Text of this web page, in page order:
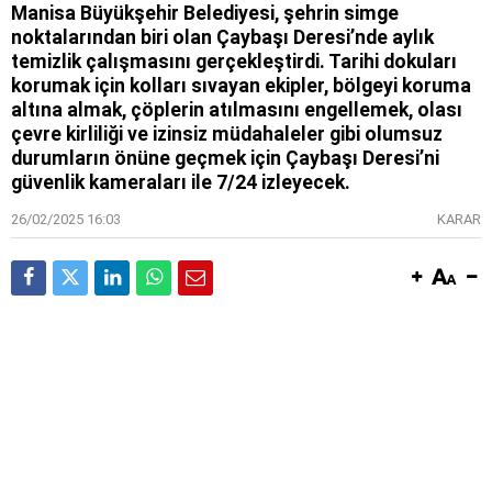
Manisa Büyükşehir Belediyesi, şehrin simge
noktalarından biri olan Çaybaşı Deresi’nde aylık
temizlik çalışmasını gerçekleştirdi. Tarihi dokuları
korumak için kolları sıvayan ekipler, bölgeyi koruma
altına almak, çöplerin atılmasını engellemek, olası
çevre kirliliği ve izinsiz müdahaleler gibi olumsuz
durumların önüne geçmek için Çaybaşı Deresi’ni
güvenlik kameraları ile 7/24 izleyecek.
26/02/2025 16:03 KARAR